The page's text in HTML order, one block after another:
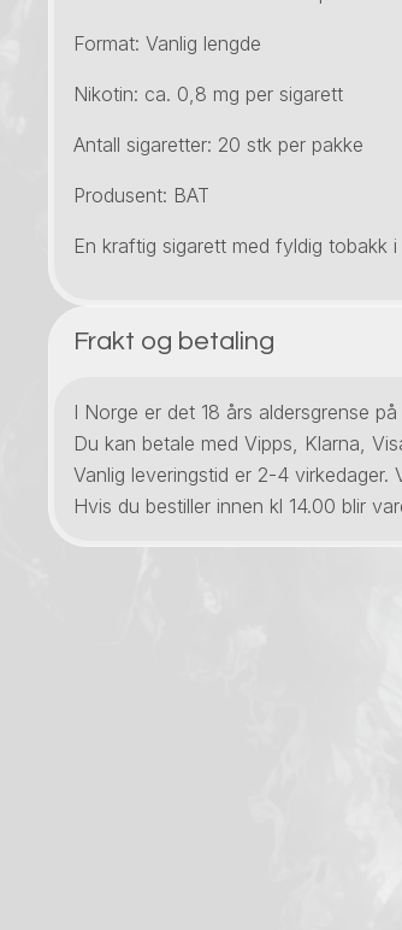
Format: Vanlig lengde
Nikotin: ca. 0,8 mg per sigarett
Antall sigaretter: 20 stk per pakke
Produsent: BAT
En kraftig sigarett med fyldig tobakk
Frakt og betaling
I Norge er det 18 års aldersgrense
Du kan betale med Vipps, Klarna,
Vanlig leveringstid er 2-4 virkedager.
Hvis du bestiller innen kl 14.00 blir